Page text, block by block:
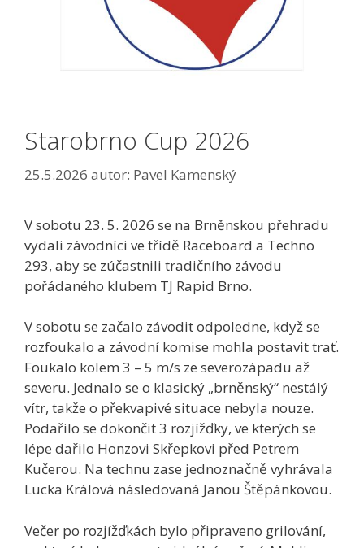
Starobrno Cup 2026
25.5.2026 autor: Pavel Kamenský
V sobotu 23. 5. 2026 se na Brněnskou přehradu
vydali závodníci ve třídě Raceboard a Techno
293, aby se zúčastnili tradičního závodu
pořádaného klubem TJ Rapid Brno.
V sobotu se začalo závodit odpoledne, když se
rozfoukalo a závodní komise mohla postavit trať.
Foukalo kolem 3 – 5 m/s ze severozápadu až
severu. Jednalo se o klasický „brněnský“ nestálý
vítr, takže o překvapivé situace nebyla nouze.
Podařilo se dokončit 3 rozjížďky, ve kterých se
lépe dařilo Honzovi Skřepkovi před Petrem
Kučerou. Na technu zase jednoznačně vyhrávala
Lucka Králová následovaná Janou Štěpánkovou.
Večer po rozjížďkách bylo připraveno grilování,